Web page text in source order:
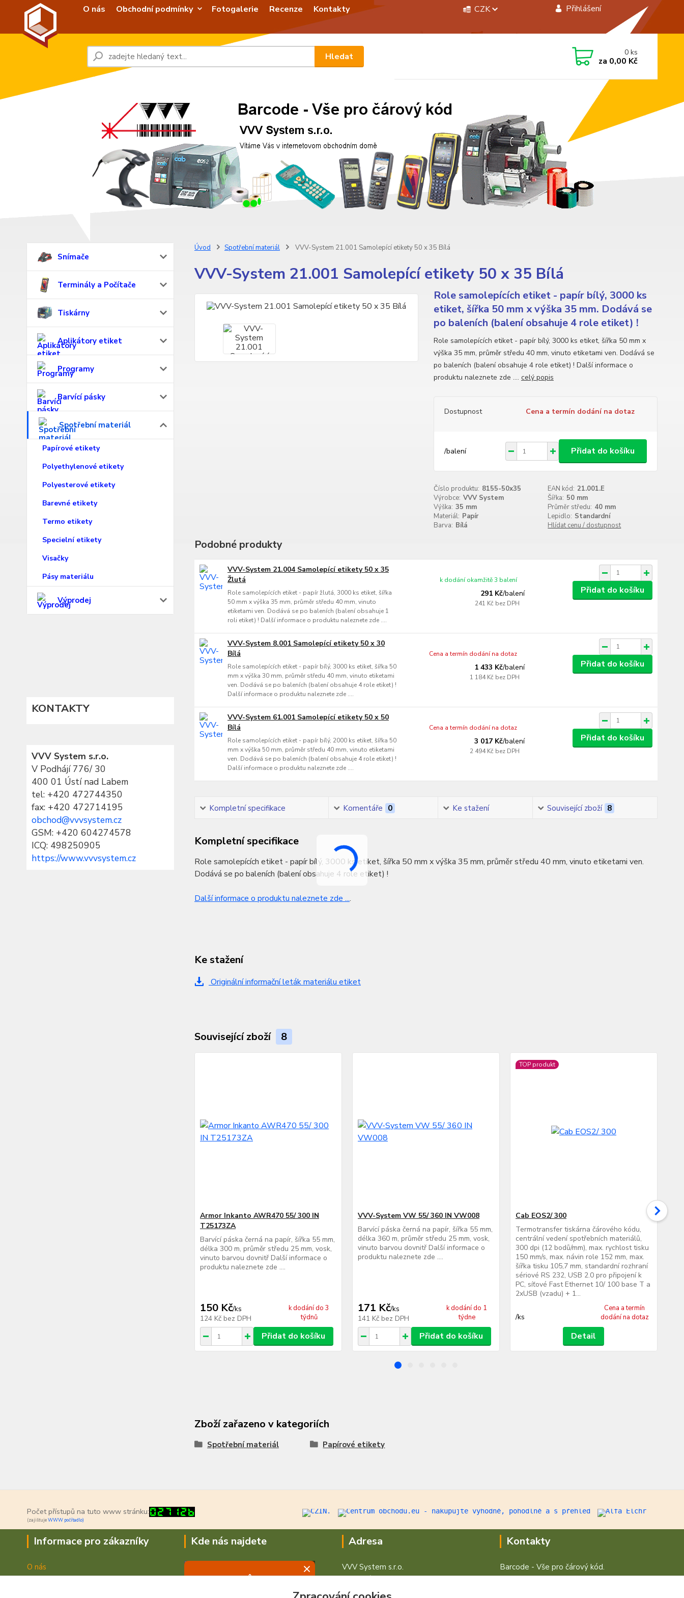
O nás Obchodní podmínky Fotogalerie Recenze Kontakty CZK Přihlášení
Hledat 0ks
za 0,00 Kč
Snímače
Terminály a Počítače
Tiskárny
Aplikátory etiket
Programy
Barvící pásky
Spotřební materiál
Papírové etikety
Polyethylenové etikety
Polyesterové etikety
Barevné etikety
Termo etikety
Specielní etikety
Visačky
Pásy materiálu
Výprodej
KONTAKTY
VVV System s.r.o.
V Podhájí 776/ 30
400 01 Ústí nad Labem
tel: +420 472744350
fax: +420 472714195
obchod@vvvsystem.cz
GSM: +420 604274578
ICQ: 498250905
https://www.vvvsystem.cz
Úvod Spotřební materiál VVV-System 21.001 Samolepící etikety 50 x 35 Bílá
VVV-System 21.001 Samolepící etikety 50 x 35 Bílá
Role samolepících etiket - papír bílý, 3000 ks
etiket, šířka 50 mm x výška 35 mm. Dodává se
po baleních (balení obsahuje 4 role etiket) !
Role samolepících etiket - papír bílý, 3000 ks etiket, šířka 50 mm x
výška 35 mm, průměr středu 40 mm, vinuto etiketami ven. Dodává se
po baleních (balení obsahuje 4 role etiket) ! Další informace o
produktu naleznete zde .... celý popis
Dostupnost Cena a termín dodání na dotaz
/balení Přidat do košíku
Číslo produktu: 8155-50x35 EAN kód: 21.001.E
Výrobce: VVV System Šířka: 50 mm
Výška: 35 mm Průměr středu: 40 mm
Materiál: Papír Lepidlo: Standardní
Barva: Bílá Hlídat cenu / dostupnost
Podobné produkty
VVV-System 21.004 Samolepící etikety 50 x 35
Žlutá
Role samolepících etiket - papír žlutá, 3000 ks etiket, šířka
50 mm x výška 35 mm, průměr středu 40 mm, vinuto
etiketami ven. Dodává se po baleních (balení obsahuje 1
roli etiket) ! Další informace o produktu naleznete zde ....
291 Kč/balení
241 Kč bez DPH
k dodání okamžitě 3 balení
Přidat do košíku
VVV-System 8.001 Samolepící etikety 50 x 30
Bílá
Role samolepících etiket - papír bílý, 3000 ks etiket, šířka 50
mm x výška 30 mm, průměr středu 40 mm, vinuto etiketami
ven. Dodává se po baleních (balení obsahuje 4 role etiket) !
Další informace o produktu naleznete zde ....
1 433 Kč/balení
1 184 Kč bez DPH
Cena a termín dodání na dotaz
Přidat do košíku
VVV-System 61.001 Samolepící etikety 50 x 50
Bílá
Role samolepících etiket - papír bílý, 2000 ks etiket, šířka 50
mm x výška 50 mm, průměr středu 40 mm, vinuto etiketami
ven. Dodává se po baleních (balení obsahuje 4 role etiket) !
Další informace o produktu naleznete zde ....
3 017 Kč/balení
2 494 Kč bez DPH
Cena a termín dodání na dotaz
Přidat do košíku
Kompletní specifikace Komentáře 0 Ke stažení Související zboží 8
Kompletní specifikace
Role samolepících etiket - papír bílý, 3000 ks etiket, šířka 50 mm x výška 35 mm, průměr středu 40 mm, vinuto etiketami ven.
Dodává se po baleních (balení obsahuje 4 role etiket) !
Další informace o produktu naleznete zde ....
Ke stažení
Originální informační leták materiálu etiket
Související zboží 8
Armor Inkanto AWR470 55/ 300 IN
T25173ZA
Barvící páska černá na papír, šířka 55 mm,
délka 300 m, průměr středu 25 mm, vosk,
vinuto barvou dovnitř Další informace o
produktu naleznete zde ....
150 Kč/ks
124 Kč bez DPH
k dodání do 3
týdnů
Přidat do košíku
VVV-System VW 55/ 360 IN VW008
Barvící páska černá na papír, šířka 55 mm,
délka 360 m, průměr středu 25 mm, vosk,
vinuto barvou dovnitř Další informace o
produktu naleznete zde ....
171 Kč/ks
141 Kč bez DPH
k dodání do 1
týdne
Přidat do košíku
TOP produkt
Cab EOS2/ 300
Termotransfer tiskárna čárového kódu,
centrální vedení spotřebních materiálů,
300 dpi (12 bodů/mm), max. rychlost tisku
150 mm/s, max. návin role 152 mm, max.
šířka tisku 105,7 mm, standardní rozhraní
sériové RS 232, USB 2.0 pro připojení k
PC, síťové Fast Ethernet 10/ 100 base T a
2xUSB (vzadu) + 1...
/ks
Cena a termín
dodání na dotaz
Detail
Zboží zařazeno v kategoriích
Spotřební materiál Papírové etikety
Počet přístupů na tuto www stránku:
(zajišťujeWWW počítadlo)
Informace pro zákazníky
O nás
Jak nakupovat
Kde nás najdete Adresa
VVV System s.r.o.
V Podhájí 776/ 30
400 01 Ústí nad Labem
Kontakty
Barcode - Vše pro čárový kód.